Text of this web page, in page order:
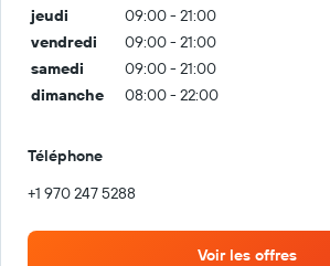
jeudi
09:00 - 21:00
vendredi
09:00 - 21:00
samedi
09:00 - 21:00
dimanche
08:00 - 22:00
Téléphone
+1 970 247 5288
Voir les offres